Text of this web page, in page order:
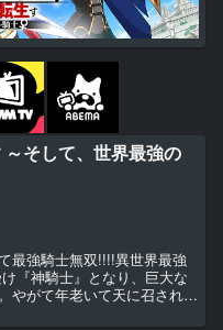
そして、世界最強の
最強騎士無双!!!!異世界最強
『神騎士』となり、巨大な
やがて年老いて天に召される